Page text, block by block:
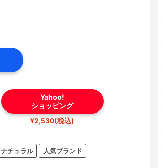
Yahoo!
ショッピング
¥2,530(税込)
ナチュラル 人気ブランド